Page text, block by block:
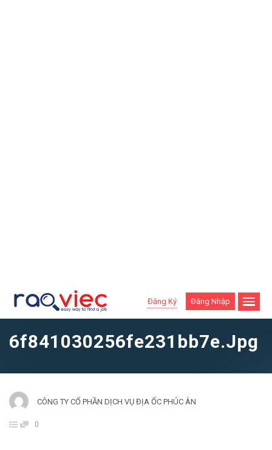
Đăng Ký Đăng Nhập
6f841030256fe231bb7e.jpg
CÔNG TY CỔ PHẦN DỊCH VỤ ĐỊA ỐC PHÚC ÂN
0